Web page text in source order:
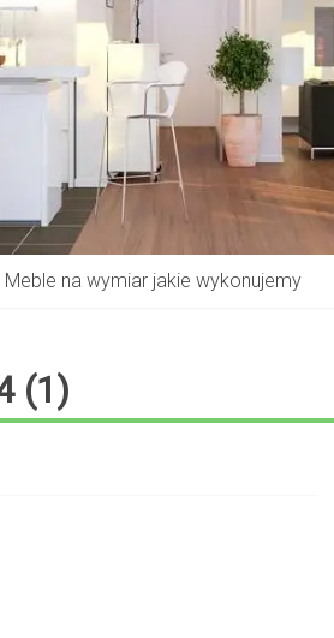
Meble na wymiar jakie wykonujemy
(1)